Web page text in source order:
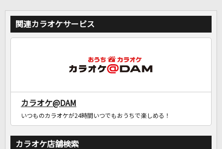
家族や友達と一緒に！練習にも！
関連カラオケサービス
カラオケ@DAM
いつものカラオケが24時間いつでもおうちで楽しめる！
カラオケ店舗検索